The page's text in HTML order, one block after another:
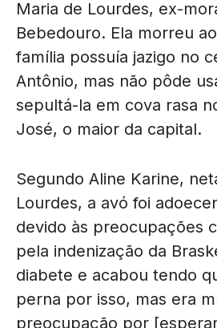
Maria de Lourdes, ex-
Bebedouro. Ela morreu
família possuía jazigo no
Antônio, mas não pôde
sepultá-la em cova rasa
José, o maior da capital.
Segundo Aline Karine,
Lourdes, a avó foi
devido às preocupações
pela indenização da
diabete e acabou tendo
perna por isso, mas era
preocupação por